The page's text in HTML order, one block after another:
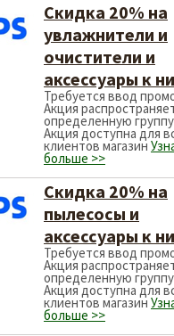
Скидка 20% на
увлажнители и
очистители и
аксессуары к
Требуется ввод
Акция
определенную
Акция доступна для
клиентов магазин
больше >>
Скидка 20% на
пылесосы и
аксессуары к
Требуется ввод
Акция
определенную
Акция доступна для
клиентов магазин
больше >>